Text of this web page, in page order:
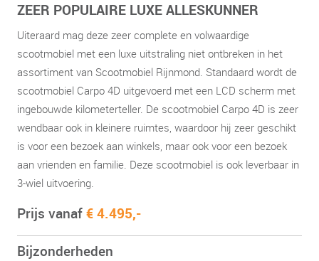
ZEER POPULAIRE LUXE ALLESKUNNER
Uiteraard mag deze zeer complete en volwaardige
scootmobiel met een luxe uitstraling niet ontbreken in het
assortiment van Scootmobiel Rijnmond. Standaard wordt de
scootmobiel Carpo 4D uitgevoerd met een LCD scherm met
ingebouwde kilometerteller. De scootmobiel Carpo 4D is zeer
wendbaar ook in kleinere ruimtes, waardoor hij zeer geschikt
is voor een bezoek aan winkels, maar ook voor een bezoek
aan vrienden en familie. Deze scootmobiel is ook leverbaar in
3-wiel uitvoering.
Prijs vanaf€ 4.495,-
Bijzonderheden